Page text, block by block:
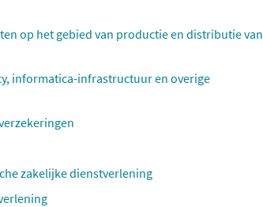
op het gebied van productie en distributie van
informatica-infrastructuur en overige
zakelijke dienstverlening